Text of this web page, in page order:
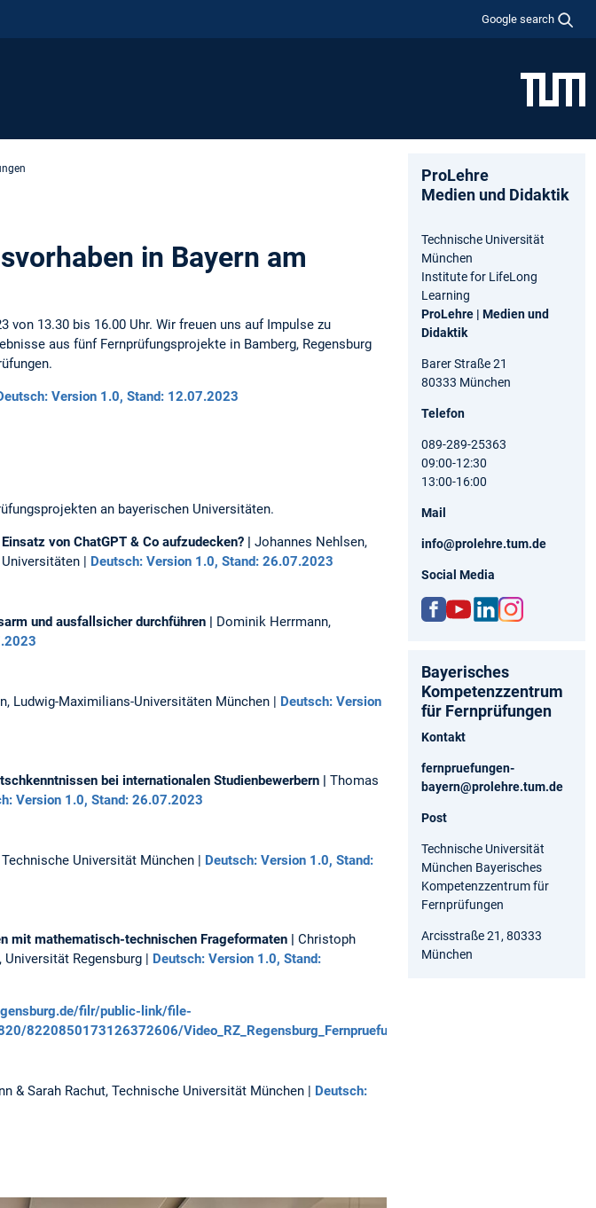
Google search
in Bayern am
von 13.30 bis 16.00 Uhr. Wir freuen uns auf Impulse zu
aus fünf Fernprüfungsprojekte in Bamberg, Regensburg
Version 1.0, Stand: 12.07.2023
an bayerischen Universitäten.
von ChatGPT & Co aufzudecken? | Johannes Nehlsen,
|
Deutsch: Version 1.0, Stand: 26.07.2023
und ausfallsicher durchführen | Dominik Herrmann,
Ludwig-Maximilians-Universitäten München | Deutsch: Version
bei internationalen Studienbewerbern | Thomas
Version 1.0, Stand: 26.07.2023
Universität München | Deutsch: Version 1.0, Stand:
mit mathematisch-technischen Frageformaten | Christoph
Regensburg | Deutsch: Version 1.0, Stand:
filr/public-link/file-
8220850173126372606/Video_RZ_Regensburg_Fernpruefungen_2022.mp4
& Sarah Rachut, Technische Universität München | Deutsch:
ProLehre
Medien und Didaktik
Technische Universität
München
Institute for LifeLong
Learning
ProLehre | Medien und
Didaktik
Barer Straße 21
80333 München
Telefon
089-289-25363
09:00-12:30
13:00-16:00
Mail
info@prolehre.tum.de
Social Media
ceb
ook.
com
e
ww
w.yo
utu
be.c
cha
nnel
TsO
8W
Pj5-
SKX
Dm
2nA
kw
e.lin
kedi
n.co
any/
tum
med
und
-
ww
w.in
stag
m/p
role
kom
pet
Bayerisches
Kompetenzzentrum
für Fernprüfungen
Kontakt
fernpruefungen-
bayern@prolehre.tum.de
Post
Technische Universität
München Bayerisches
Kompetenzzentrum für
Fernprüfungen
Arcisstraße 21, 80333
München